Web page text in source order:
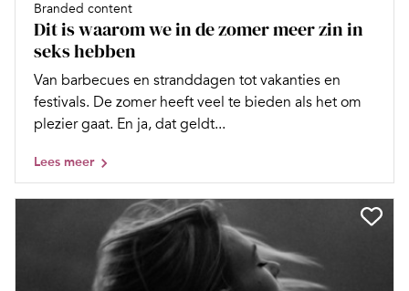
Branded content
Dit is waarom we in de zomer meer zin in
seks hebben
Van barbecues en stranddagen tot vakanties en
festivals. De zomer heeft veel te bieden als het om
plezier gaat. En ja, dat geldt...
Lees meer